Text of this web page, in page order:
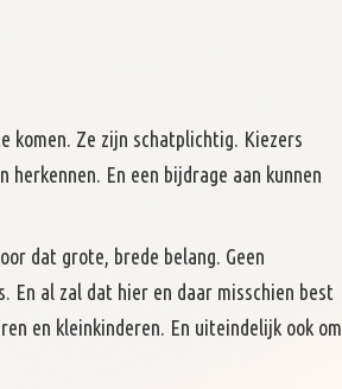
komen. Ze zijn schatplichtig. Kiezers
En een bijdrage aan kunnen
dat grote, brede belang. Geen
En al zal dat hier en daar misschien best
en kleinkinderen. En uiteindelijk ook om